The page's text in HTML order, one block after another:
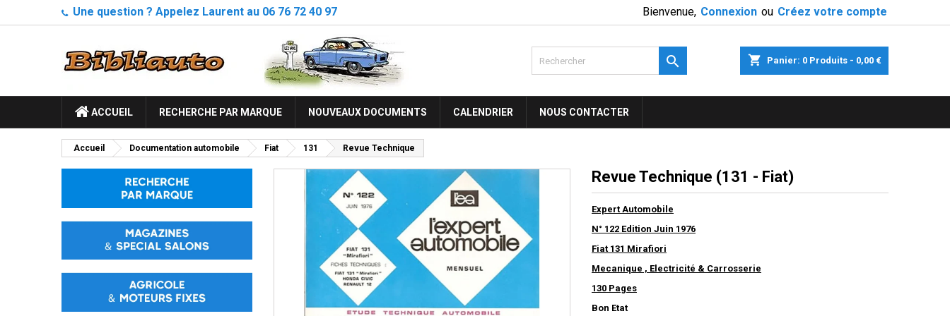
Une question ? Appelez Laurent au 06 76 72 40 97 Bienvenue, Connexion ou Créez votre compte
shopping_cart Panier: 0 Produits - 0,00 €

ACCUEIL RECHERCHE PAR MARQUE NOUVEAUX DOCUMENTS CALENDRIER NOUS CONTACTER
Accueil Documentation automobile Fiat 131 Revue Technique
Revue Technique (131 - Fiat)
Expert Automobile
N° 122 Edition Juin 1976
Fiat 131 Mirafiori
Mecanique , Electricité & Carrosserie
130 Pages
Bon Etat